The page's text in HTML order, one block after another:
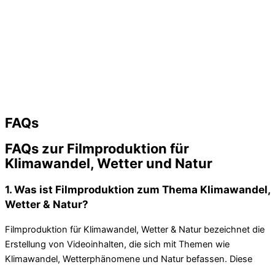
FAQs
FAQs zur Filmproduktion für
Klimawandel, Wetter und Natur
1. Was ist Filmproduktion zum Thema Klimawandel,
Wetter & Natur?
Filmproduktion für Klimawandel, Wetter & Natur bezeichnet die
Erstellung von Videoinhalten, die sich mit Themen wie
Klimawandel, Wetterphänomene und Natur befassen. Diese